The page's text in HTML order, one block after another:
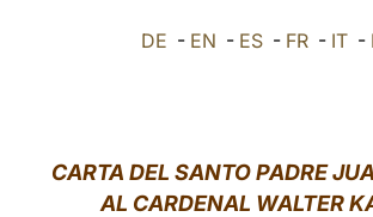
DE - EN - ES - FR - IT -
CARTA DEL SANTO PADRE
AL CARDENAL WALTER